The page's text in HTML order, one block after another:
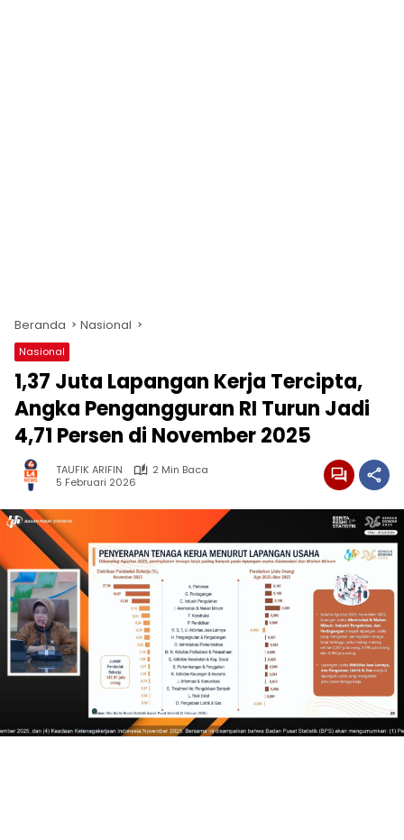
Beranda Nasional
Nasional
1,37 Juta Lapangan Kerja Tercipta,
Angka Pengangguran RI Turun Jadi
4,71 Persen di November 2025
TAUFIK ARIFIN
2 Min Baca
5 Februari 2026